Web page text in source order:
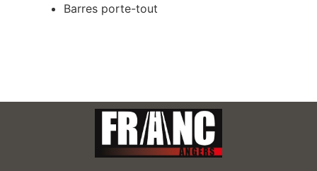
Barres porte-tout